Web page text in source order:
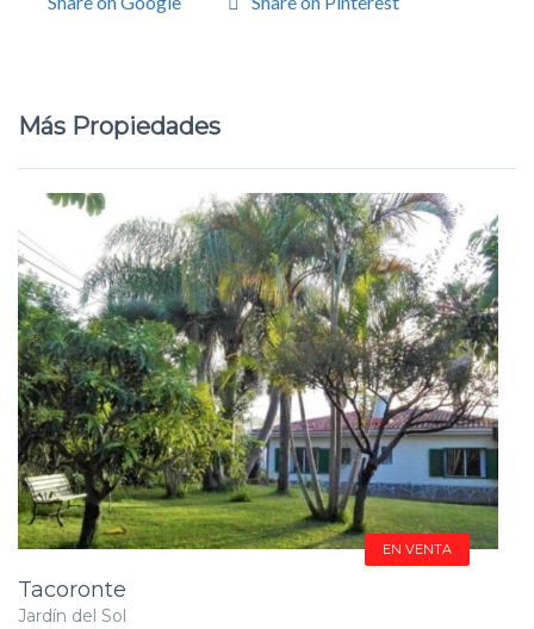
Más Propiedades
EN VENTA
Tacoronte
Jardín del Sol